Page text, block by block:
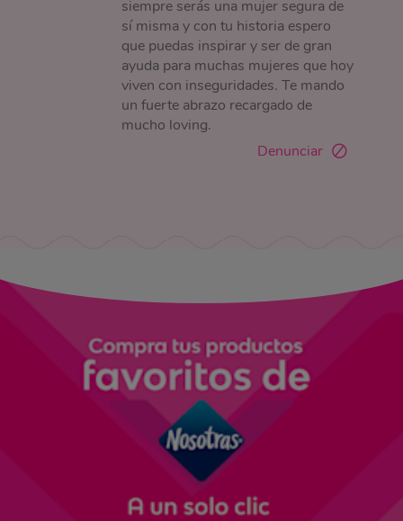
siempre serás una mujer segura de
sí misma y con tu historia espero
que puedas inspirar y ser de gran
ayuda para muchas mujeres que hoy
viven con inseguridades. Te mando
un fuerte abrazo recargado de
mucho loving.
Denunciar